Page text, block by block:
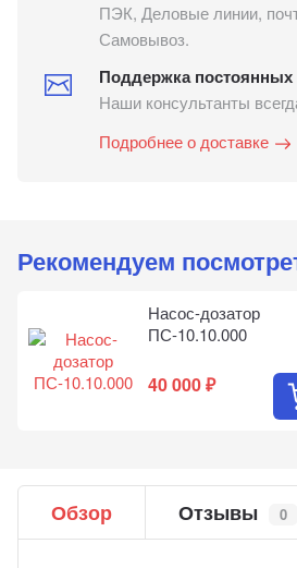
ПЭК, Деловые линии,
Самовывоз.
Поддержка постоянных
Наши консультанты
Подробнее о доставке
Рекомендуем
Насос-дозатор
ПС-10.10.000
40 000₽
Обзор Отзывы 0